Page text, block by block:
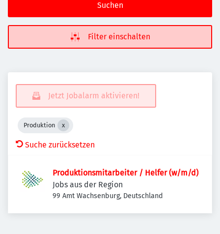
Suchen
Filter einschalten
Jetzt Jobalarm aktivieren!
Produktion
Suche zurücksetzen
Produktionsmitarbeiter / Helfer (w/m/d)
Jobs aus der Region
99 Amt Wachsenburg, Deutschland